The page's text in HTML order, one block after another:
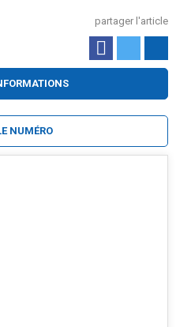
partager l'article
NUMÉRO